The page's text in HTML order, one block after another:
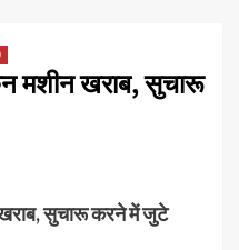
मशीन खराब, सुचारू
सुचारू करने में जुटे